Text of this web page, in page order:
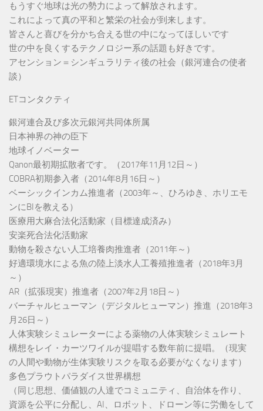
もうすぐ地球は光の勢力によって解放されます。
これによって真の平和と繁栄の社会が到来します。
皆さんと喜びを分かち合える世の中になってほしいです
世の中を良くするテクノロジー系の話題も好きです。
アセンション＝シンギュラリティ後の社会（銀河連合の使者
談）
ETコンタクティ
銀河連合及び多次元銀河共同体所属
日本神界の神の臣下
地球イノベーター
Qanon最初期拡散者です。（2017年11月12日～）
COBRA初期参入者（2014年8月16日～）
ベーシックインカム推進者（2003年～、ひろゆき、ホリエモ
ンにBIを教える）
医療用大麻合法化活動家（目標達成済み）
安楽死合法化活動家
動物を殺さない人工培養肉推進者（2011年～）
好適環境水による魚の陸上淡水人工養殖推進者（2018年3月
～）
AR（拡張現実）推進者（2007年2月18日～）
バーチャルヒューマン（デジタルヒューマン）推進（2018年3
月26日～）
人体実験シミュレーターによる薬物の人体実験シミュレート
構想をレイ・カーツワイルが提唱する数年前に提唱。（現実
の人間や動物が生体実験リスクを取る必要がなくなります）
多色プラウトパラダイス世界構想
（同じ思想、価値観の人達でコミュニティ、自治体を作り、
資源を公平に分配し、AI、ロボット、ドローン等に労働をして